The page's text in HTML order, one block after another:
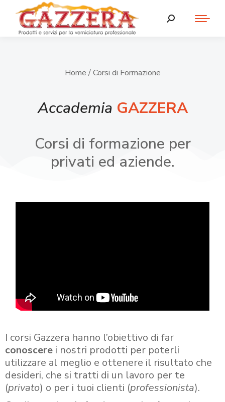
Home / Corsi di Formazione
Accademia GAZZERA
Corsi di formazione per
privati ed aziende.
I corsi Gazzera hanno l’obiettivo di far
conoscere i nostri prodotti per poterli
utilizzare al meglio e ottenere il risultato che
desideri, che si tratti di un lavoro per te
(privato) o per i tuoi clienti (professionista).